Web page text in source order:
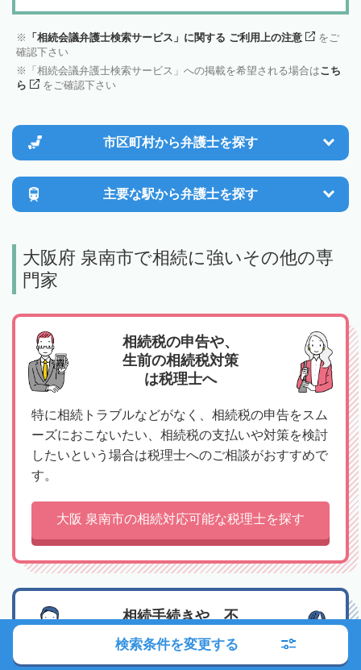
「相続会議弁護士検索サービス」に関する ご利用上の注意
をご
確認下さい
「相続会議弁護士検索サービス」への掲載を希望される場合はこち
ら
をご確認下さい
市区町村から弁護士を探す
主要な駅から弁護士を探す
大阪府 泉南市で相続に強いその他の専
門家
相続税の申告や、
生前の相続税対策
は税理士へ
特に相続トラブルなどがなく、相続税の申告をスム
ーズにおこないたい、相続税の支払いや対策を検討
したいという場合は税理士へのご相談がおすすめで
す。
大阪 泉南市の相続対応可能な税理士を探す
相続手続きや、不
動産の名義変更は
司法書士へ
検索条件を変更する